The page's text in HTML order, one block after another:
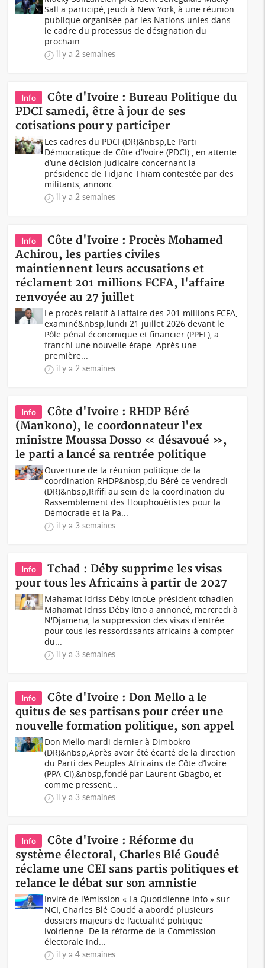
Sall a participé, jeudi à New York, à une réunion
publique organisée par les Nations unies dans
le cadre du processus de désignation du
prochain...
il y a 2 semaines
Info
Côte d'Ivoire : Bureau Politique du
PDCI samedi, être à jour de ses
cotisations pour y participer
Les cadres du PDCI (DR)&nbsp;Le Parti
Démocratique de Côte d’Ivoire (PDCI) , en attente
d’une décision judicaire concernant la
présidence de Tidjane Thiam contestée par des
militants, annonc...
il y a 2 semaines
Info
Côte d'Ivoire : Procès Mohamed
Achirou, les parties civiles
maintiennent leurs accusations et
réclament 201 millions FCFA, l'affaire
renvoyée au 27 juillet
Le procès relatif à l'affaire des 201 millions FCFA,
examiné&nbsp;lundi 21 juillet 2026 devant le
Pôle pénal économique et financier (PPEF), a
franchi une nouvelle étape. Après une
première...
il y a 2 semaines
Info
Côte d'Ivoire : RHDP Béré
(Mankono), le coordonnateur l'ex
ministre Moussa Dosso « désavoué »,
le parti a lancé sa rentrée politique
Ouverture de la réunion politique de la
coordination RHDP&nbsp;du Béré ce vendredi
(DR)&nbsp;Rififi au sein de la coordination du
Rassemblement des Houphouëtistes pour la
Démocratie et la Pa...
il y a 3 semaines
Info
Tchad : Déby supprime les visas
pour tous les Africains à partir de 2027
Mahamat Idriss Déby ItnoLe président tchadien
Mahamat Idriss Déby Itno a annoncé, mercredi à
N'Djamena, la suppression des visas d'entrée
pour tous les ressortissants africains à compter
du...
il y a 3 semaines
Info
Côte d'Ivoire : Don Mello a le
quitus de ses partisans pour créer une
nouvelle formation politique, son appel
Don Mello mardi dernier à Dimbokro
(DR)&nbsp;Après avoir été écarté de la direction
du Parti des Peuples Africains de Côte d’Ivoire
(PPA-CI),&nbsp;fondé par Laurent Gbagbo, et
comme pressent...
il y a 3 semaines
Info
Côte d'Ivoire : Réforme du
système électoral, Charles Blé Goudé
réclame une CEI sans partis politiques et
relance le débat sur son amnistie
Invité de l'émission « La Quotidienne Info » sur
NCI, Charles Blé Goudé a abordé plusieurs
dossiers majeurs de l'actualité politique
ivoirienne. De la réforme de la Commission
électorale ind...
il y a 4 semaines